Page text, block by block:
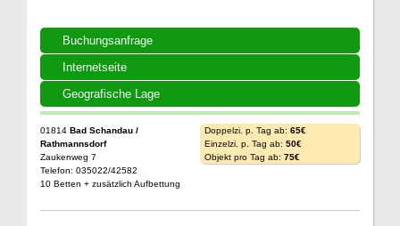
Buchungsanfrage
Internetseite
Geografische Lage
01814 Bad Schandau /
Rathmannsdorf
Zaukenweg 7
Telefon: 035022/42582
10 Betten + zusätzlich Aufbettung
Doppelzi. p. Tag ab: 65€
Einzelzi. p. Tag ab: 50€
Objekt pro Tag ab: 75€